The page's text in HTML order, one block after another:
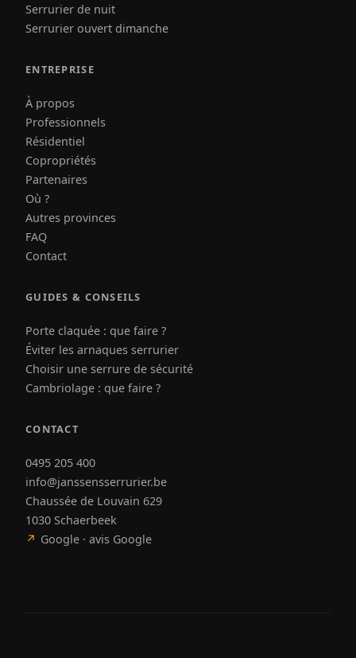
Serrurier de nuit
Serrurier ouvert dimanche
ENTREPRISE
À propos
Professionnels
Résidentiel
Copropriétés
Partenaires
Où ?
Autres provinces
FAQ
Contact
GUIDES & CONSEILS
Porte claquée : que faire ?
Éviter les arnaques serrurier
Choisir une serrure de sécurité
Cambriolage : que faire ?
CONTACT
0495 205 400
info@janssensserrurier.be
Chaussée de Louvain 629
1030 Schaerbeek
↗ Google · avis Google